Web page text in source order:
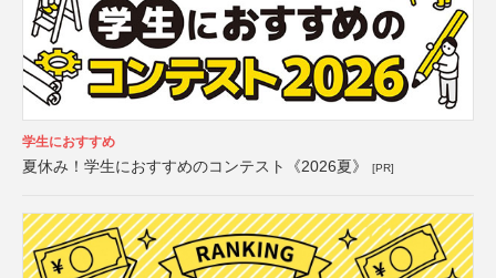
学生におすすめ
夏休み！学生におすすめのコンテスト《2026夏》 [PR]